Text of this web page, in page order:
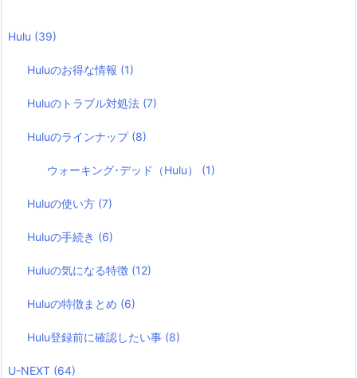
Hulu (39)
Huluのお得な情報 (1)
Huluのトラブル対処法 (7)
Huluのラインナップ (8)
ウォーキング･デッド（Hulu） (1)
Huluの使い方 (7)
Huluの手続き (6)
Huluの気になる特徴 (12)
Huluの特徴まとめ (6)
Hulu登録前に確認したい事 (8)
U-NEXT (64)